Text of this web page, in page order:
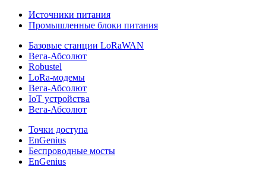
Источники питания
Промышленные блоки питания
Базовые станции LoRaWAN
Вега-Абсолют
Robustel
LoRa-модемы
Вега-Абсолют
IoT устройства
Вега-Абсолют
Точки доступа
EnGenius
Беспроводные мосты
EnGenius